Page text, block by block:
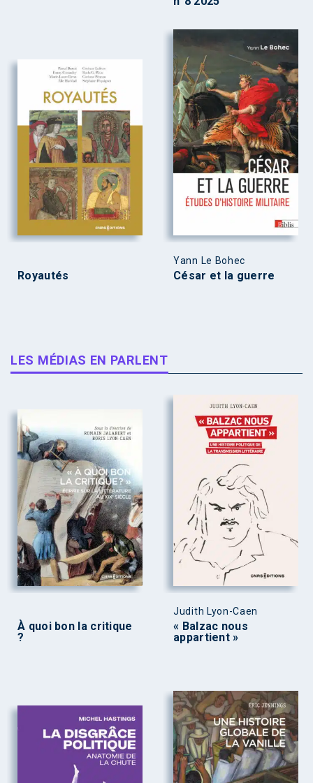
Royautés
Yann Le Bohec
César et la guerre
LES MÉDIAS EN PARLENT
À quoi bon la critique
?
Judith Lyon-Caen
« Balzac nous
appartient »